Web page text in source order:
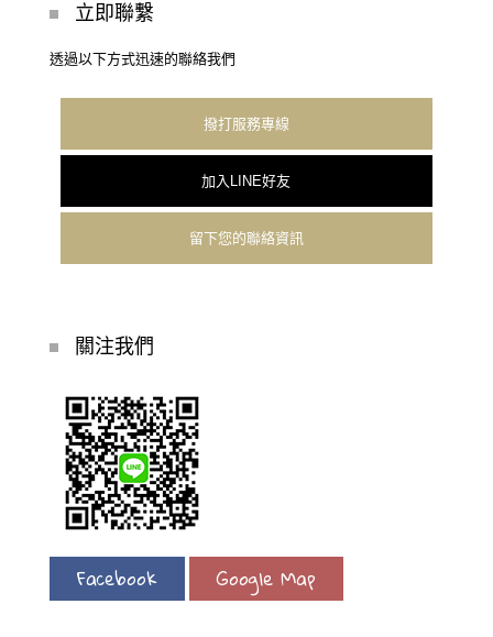
立即聯繫
透過以下方式迅速的聯絡我們
撥打服務專線
加入LINE好友
留下您的聯絡資訊
關注我們
Facebook Google Map